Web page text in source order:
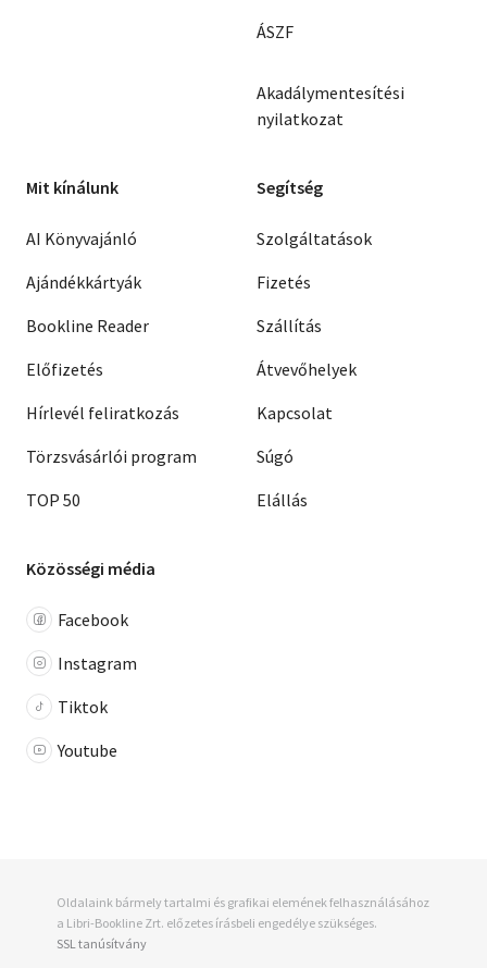
ÁSZF
Akadálymentesítési
nyilatkozat
Mit kínálunk
AI Könyvajánló
Ajándékkártyák
Bookline Reader
Előfizetés
Hírlevél feliratkozás
Törzsvásárlói program
TOP 50
Segítség
Szolgáltatások
Fizetés
Szállítás
Átvevőhelyek
Kapcsolat
Súgó
Elállás
Közösségi média
Facebook
Instagram
Tiktok
Youtube
Oldalaink bármely tartalmi és grafikai elemének felhasználásához
a Libri-Bookline Zrt. előzetes írásbeli engedélye szükséges.
SSL tanúsítvány